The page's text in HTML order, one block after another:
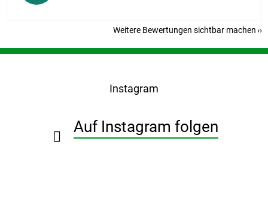
Weitere Bewertungen sichtbar machen
F
Instagram
Auf Instagram folgen